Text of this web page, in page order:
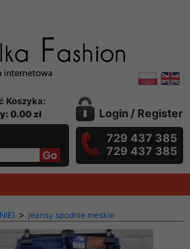
Koszyka:
0.00 zł
Login / Register
729 437 385
729 437 385
> jeansy spodnie meskie